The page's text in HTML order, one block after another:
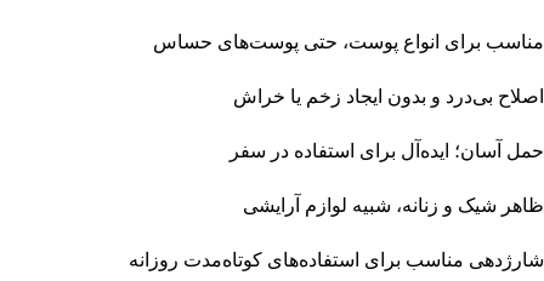
مناسب برای انواع پوست، حتی پوست‌های حساس
اصلاح بی‌درد و بدون ایجاد زخم یا خراش
حمل آسان؛ ایده‌آل برای استفاده در سفر
ظاهر شیک و زنانه، شبیه لوازم آرایشی
شارژدهی مناسب برای استفاده‌های کوتاه‌مدت روزانه